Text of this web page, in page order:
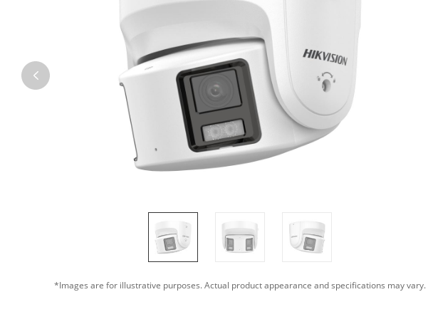
*Images are for illustrative purposes. Actual product appearance and specifications may vary.